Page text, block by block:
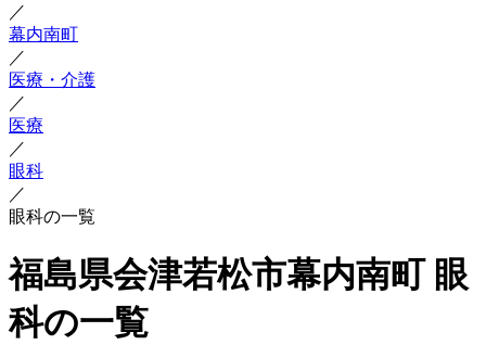
／
幕内南町
／
医療・介護
／
医療
／
眼科
／
眼科の一覧
福島県会津若松市幕内南町 眼
科の一覧